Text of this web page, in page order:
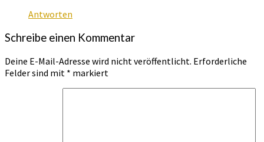
Antworten
Schreibe einen Kommentar
Deine E-Mail-Adresse wird nicht veröffentlicht. Erforderliche
Felder sind mit * markiert